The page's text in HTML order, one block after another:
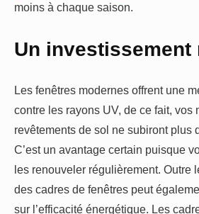
moins à chaque saison.
Un investissement
Les fenêtres modernes offrent une
contre les rayons UV, de ce fait, vos
revêtements de sol ne subiront plus
C’est un avantage certain puisque
les renouveler régulièrement. Outre
des cadres de fenêtres peut
sur l’efficacité énergétique. Les